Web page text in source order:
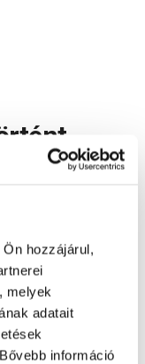
hozzájárul,
melyek
adatait
információ